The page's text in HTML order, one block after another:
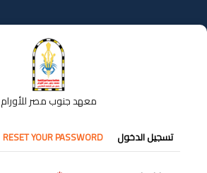
إلى
المحتوى
معهد جنوب مصر للأورام
التبويبات
الأساسية
تسجيل الدخول RESET YOUR PASSWORD